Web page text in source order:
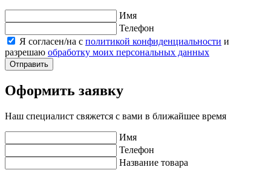
Имя
Телефон
Я согласен/на с политикой конфиденциальности и
разрешаю обработку моих персональных данных
Отправить
Оформить заявку
Наш специалист свяжется с вами в ближайшее время
Имя
Телефон
Название товара